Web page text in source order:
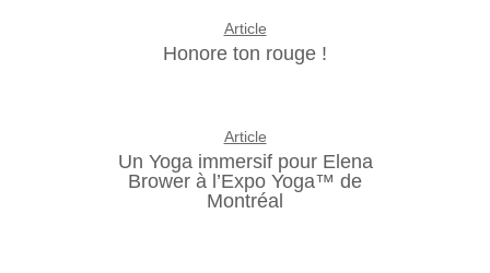
Article
Honore ton rouge !
Article
Un Yoga immersif pour Elena
Brower à l’Expo Yoga™ de
Montréal